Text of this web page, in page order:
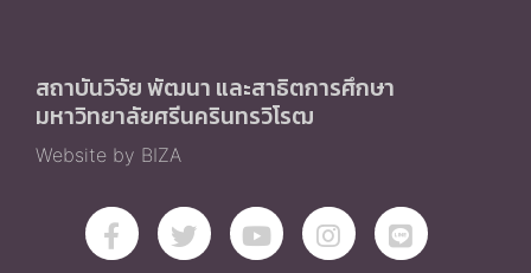
สถาบันวิจัย พัฒนา และสาธิตการศึกษา
มหาวิทยาลัยศรีนครินทรวิโรฒ
Website by BIZA